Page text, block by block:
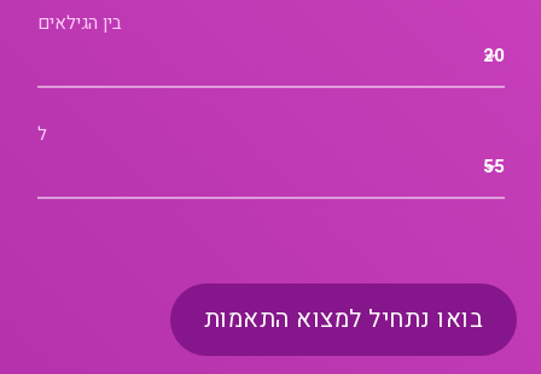
בין הגילאים
ל
בואו נתחיל למצוא התאמות